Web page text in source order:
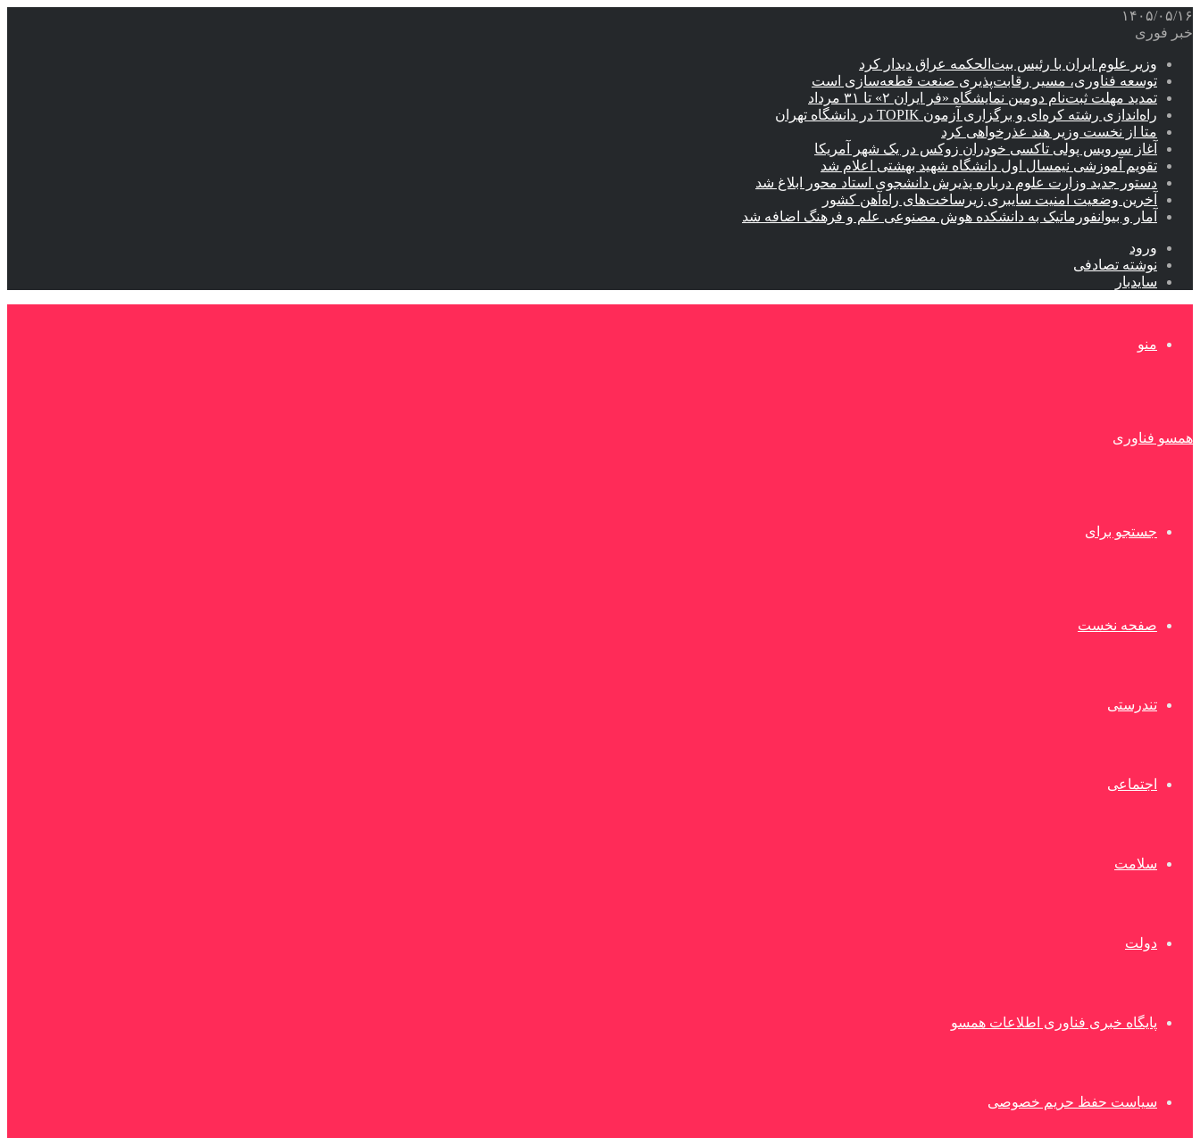
۱۴۰۵/۰۵/۱۶
خبر فوری
وزیر علوم ایران با رئیس بیت‌الحکمه عراق دیدار کرد
توسعه فناوری، مسیر رقابت‌پذیری صنعت قطعه‌سازی است
تمدید مهلت ثبت‌نام دومین نمایشگاه «فر ایران ۲» تا ۳۱ مرداد
راه‌اندازی رشته کره‌ای و برگزاری آزمون TOPIK در دانشگاه تهران
متا از نخست وزیر هند عذرخواهی کرد
آغاز سرویس پولی تاکسی خودران زوکس در یک شهر آمریکا
تقویم آموزشی نیمسال اول دانشگاه شهید بهشتی اعلام شد
دستور جدید وزارت علوم درباره پذیرش دانشجوی استاد محور ابلاغ شد
آخرین وضعیت امنیت سایبری زیرساخت‌های راه‌آهن کشور
آمار و بیوانفورماتیک به دانشکده هوش مصنوعی علم و فرهنگ اضافه شد
ورود
نوشته تصادفی
سایدبار
منو
همسو فناوری
جستجو برای
صفحه نخست
تندرستی
اجتماعی
سلامت
دولت
پایگاه خبری فناوری اطلاعات همسو
سیاست حفظ حریم خصوصی